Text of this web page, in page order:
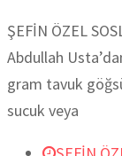
ŞEFİN ÖZEL
Abdullah
gram tavuk
sucuk veya